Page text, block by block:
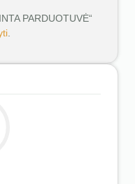
PARDUOTUVĖ“